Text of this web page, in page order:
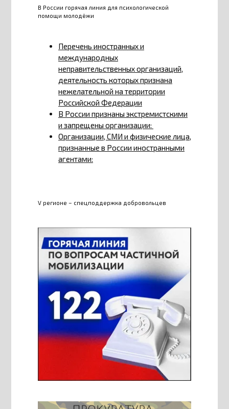
В России горячая линия для психологической
помощи молодёжи
Перечень иностранных и
международных
неправительственных организаций,
деятельность которых признана
нежелательной на территории
Российской Федерации
В России признаны экстремистскими
и запрещены организации:
Организации, СМИ и физические лица,
признанные в России иностранными
агентами:
V регионе – спецподдержка добровольцев